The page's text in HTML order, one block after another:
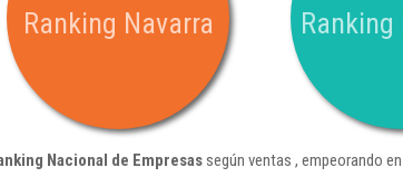
Ranking Navarra
Nacional de Empresassegún ventas , empeorando